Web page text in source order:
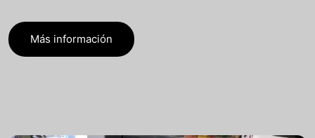
Más información